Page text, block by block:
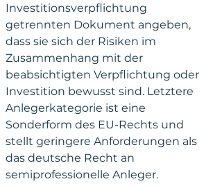
Investitionsverpflichtung
getrennten Dokument angeben,
dass sie sich der Risiken im
Zusammenhang mit der
beabsichtigten Verpflichtung oder
Investition bewusst sind. Letztere
Anlegerkategorie ist eine
Sonderform des EU-Rechts und
stellt geringere Anforderungen als
das deutsche Recht an
semiprofessionelle Anleger.